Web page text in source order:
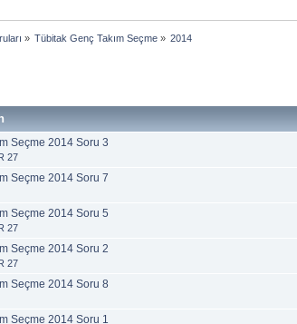
» Tübitak Genç Takım Seçme » 2014
Seçme 2014 Soru 3
27
Seçme 2014 Soru 7
Seçme 2014 Soru 5
27
Seçme 2014 Soru 2
27
Seçme 2014 Soru 8
Seçme 2014 Soru 1